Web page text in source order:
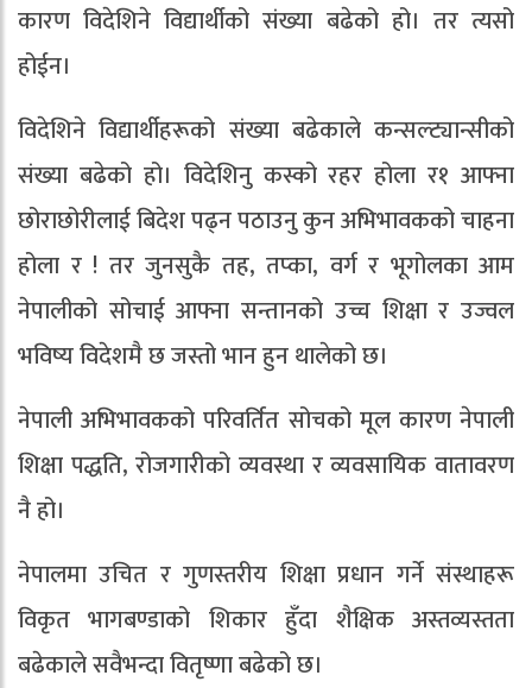
कारण विदेशिने विद्यार्थीको संख्या बढेको हो। तर त्यसो
होईन।
विदेशिने विद्यार्थीहरूको संख्या बढेकाले कन्सल्ट्यान्सीको
संख्या बढेको हो। विदेशिनु कस्को रहर होला र१ आफ्ना
छोराछोरीलाई बिदेश पढ्न पठाउनु कुन अभिभावकको चाहना
होला र ! तर जुनसुकै तह, तप्का, वर्ग र भूगोलका आम
नेपालीको सोचाई आफ्ना सन्तानको उच्च शिक्षा र उज्वल
भविष्य विदेशमै छ जस्तो भान हुन थालेको छ।
नेपाली अभिभावकको परिवर्तित सोचको मूल कारण नेपाली
शिक्षा पद्धति, रोजगारीको व्यवस्था र व्यवसायिक वातावरण
नै हो।
नेपालमा उचित र गुणस्तरीय शिक्षा प्रधान गर्ने संस्थाहरू
विकृत भागबण्डाको शिकार हुँदा शैक्षिक अस्तव्यस्तता
बढेकाले सवैभन्दा वितृष्णा बढेको छ।